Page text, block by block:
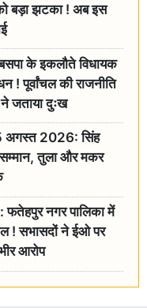
बड़ा झटका ! अब इस
के इकलौते विधायक
! पूर्वांचल की राजनीति
जताया दुःख
अगस्त 2026: सिंह
सम्मान, तुला और मकर
नगर पालिका में
! सभासदों ने ईओ पर
आरोप